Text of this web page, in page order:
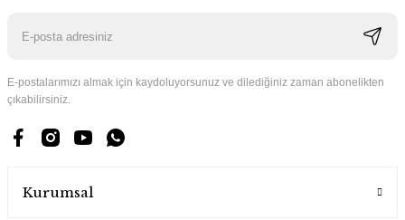
E-postalarımızı almak için kaydoluyorsunuz ve dilediğiniz zaman abonelikten
çıkabilirsiniz.
Kurumsal